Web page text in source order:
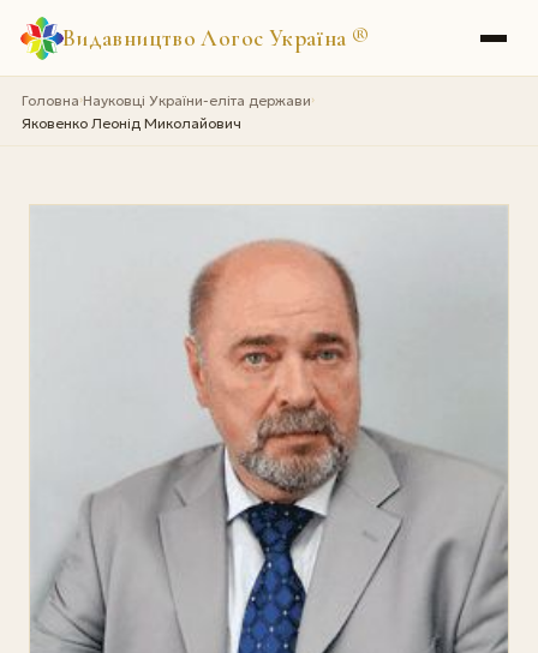
Видавництво Логос Україна ®
Головна›Науковці України-еліта держави›
Яковенко Леонід Миколайович